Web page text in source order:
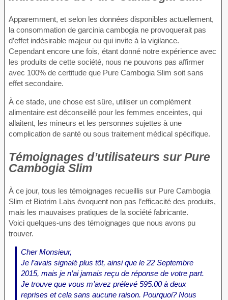
Apparemment, et selon les données disponibles actuellement,
la consommation de garcinia cambogia ne provoquerait pas
d’effet indésirable majeur ou qui invite à la vigilance.
Cependant encore une fois, étant donné notre expérience avec
les produits de cette société, nous ne pouvons pas affirmer
avec 100% de certitude que Pure Cambogia Slim soit sans
effet secondaire.
À ce stade, une chose est sûre, utiliser un complément
alimentaire est déconseillé pour les femmes enceintes, qui
allaitent, les mineurs et les personnes sujettes à une
complication de santé ou sous traitement médical spécifique.
Témoignages d’utilisateurs sur Pure
Cambogia Slim
À ce jour, tous les témoignages recueillis sur Pure Cambogia
Slim et Biotrim Labs évoquent non pas l’efficacité des produits,
mais les mauvaises pratiques de la société fabricante.
Voici quelques-uns des témoignages que nous avons pu
trouver.
Cher Monsieur,
Je l’avais signalé plus tôt, ainsi que le 22 Septembre
2015, mais je n’ai jamais reçu de réponse de votre part.
Je trouve que vous m’avez prélevé 595.00 à deux
reprises et cela sans aucune raison. Pourquoi? Nous